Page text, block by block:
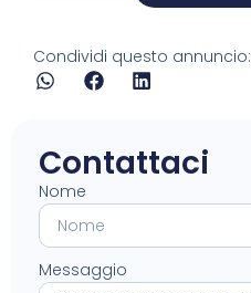
Contattaci
Nome
Messaggio
Condividi questo annuncio: